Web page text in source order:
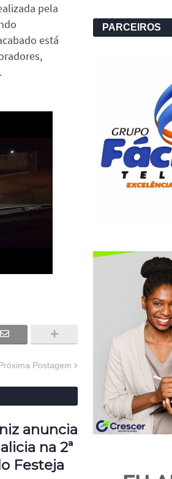
pela
está
Postagem
anuncia
na 2ª
Festeja
PARCEIROS